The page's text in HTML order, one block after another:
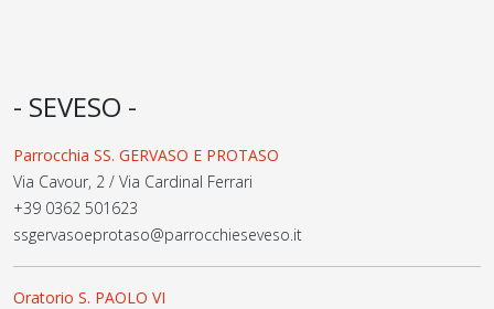
- SEVESO -
Parrocchia SS. GERVASO E PROTASO
Via Cavour, 2 / Via Cardinal Ferrari
+39 0362 501623
ssgervasoeprotaso@parrocchieseveso.it
Oratorio S. PAOLO VI